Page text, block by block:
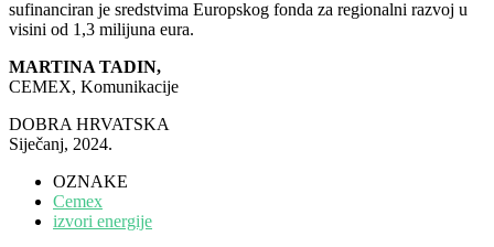
sufinanciran je sredstvima Europskog fonda za regionalni razvoj u
visini od 1,3 milijuna eura.
MARTINA TADIN,
CEMEX, Komunikacije
DOBRA HRVATSKA
Siječanj, 2024.
OZNAKE
Cemex
izvori energije